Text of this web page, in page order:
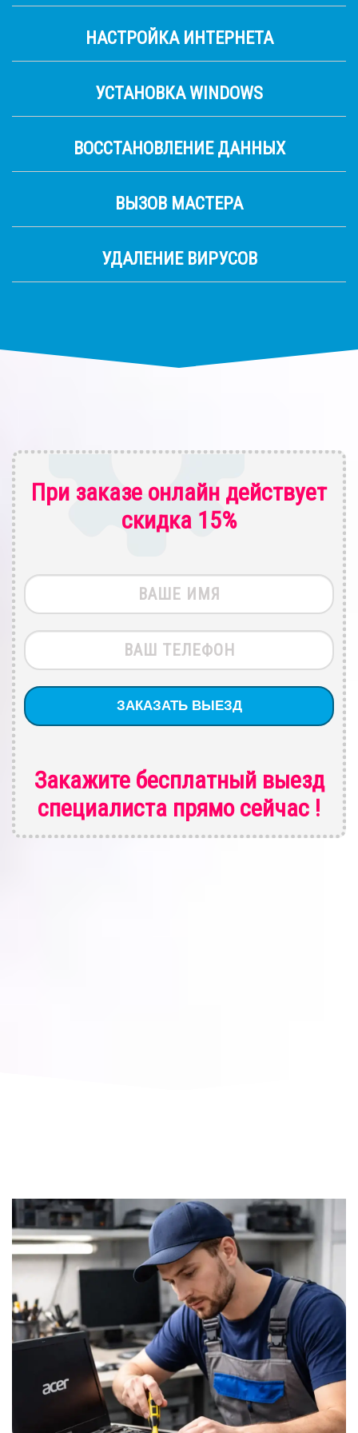
НАСТРОЙКА ИНТЕРНЕТА
УСТАНОВКА WINDOWS
ВОССТАНОВЛЕНИЕ ДАННЫХ
ВЫЗОВ МАСТЕРА
УДАЛЕНИЕ ВИРУСОВ
При заказе онлайн действует
скидка 15%
Закажите бесплатный выезд
специалиста прямо сейчас !